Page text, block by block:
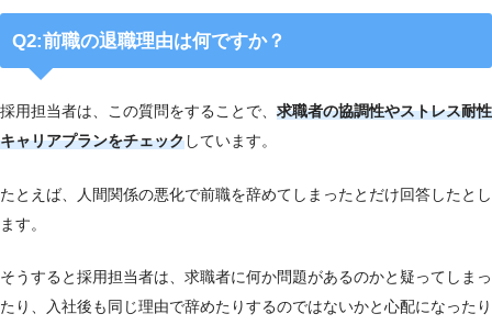
Q2:前職の退職理由は何ですか？
採用担当者は、この質問をすることで、 求職者の協調性やストレス耐性
キャリアプランをチェックしています。
たとえば、人間関係の悪化で前職を辞めてしまったとだけ回答したとし
ます。
そうすると採用担当者は、求職者に何か問題があるのかと疑ってしまっ
たり、入社後も同じ理由で辞めたりするのではないかと心配になったり